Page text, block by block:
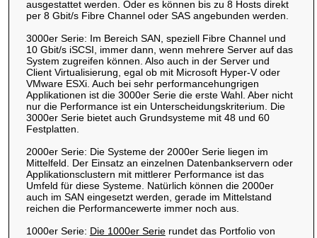
ausgestattet werden. Oder es können bis zu 8 Hosts direkt
per 8 Gbit/s Fibre Channel oder SAS angebunden werden.
3000er Serie: Im Bereich SAN, speziell Fibre Channel und
10 Gbit/s iSCSI, immer dann, wenn mehrere Server auf das
System zugreifen können. Also auch in der Server und
Client Virtualisierung, egal ob mit Microsoft Hyper-V oder
VMware ESXi. Auch bei sehr performancehungrigen
Applikationen ist die 3000er Serie die erste Wahl. Aber nicht
nur die Performance ist ein Unterscheidungskriterium. Die
3000er Serie bietet auch Grundsysteme mit 48 und 60
Festplatten.
2000er Serie: Die Systeme der 2000er Serie liegen im
Mittelfeld. Der Einsatz an einzelnen Datenbankservern oder
Applikationsclustern mit mittlerer Performance ist das
Umfeld für diese Systeme. Natürlich können die 2000er
auch im SAN eingesetzt werden, gerade im Mittelstand
reichen die Performancewerte immer noch aus.
1000er Serie: Die 1000er Serierundet das Portfolio von